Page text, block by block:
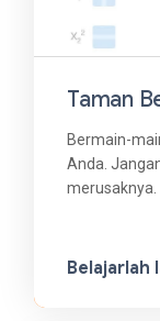
Taman
Bermain-
Anda.
merusaknya.
Belajarlah